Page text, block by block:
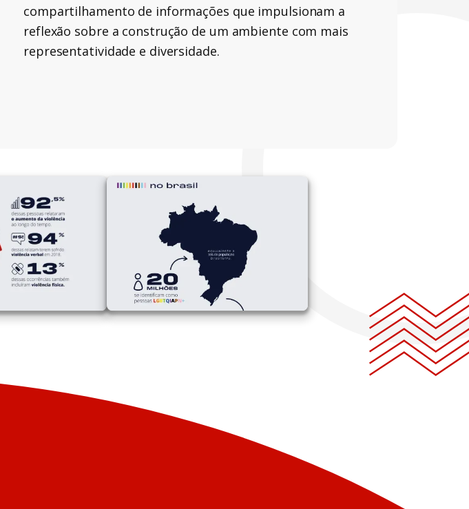
compartilhamento de informações que impulsionam a
reflexão sobre a construção de um ambiente com mais
representatividade e diversidade.